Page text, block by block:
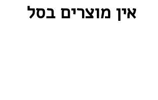
אין מוצרים בסל